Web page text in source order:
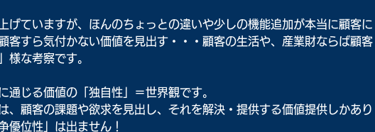
げていますが、ほんのちょっとの違いや少しの機能追加が本当に顧客に
客すら気付かない価値を見出す・・・顧客の生活や、産業財ならば顧客
様な考察です。
通じる価値の「独自性」＝世界観です。
、顧客の課題や欲求を見出し、それを解決・提供する価値提供しかあり
優位性」は出ません！